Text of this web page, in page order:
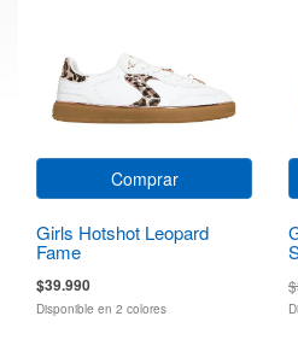
Comprar
Girls Hotshot Leopard
Fame
$39.990
Disponible en 2 colores